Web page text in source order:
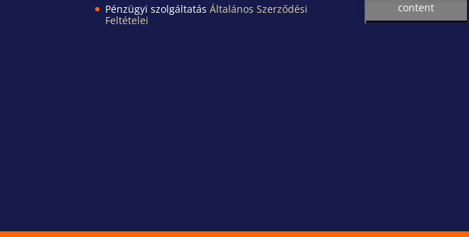
Pénzügyi szolgáltatásÁltalános Szerződési
Feltételei
content